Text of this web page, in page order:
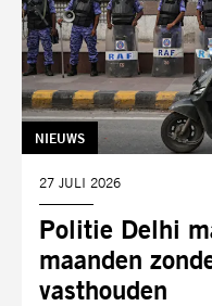
Politie Delhi
maanden
vasthouden
TAG:
NIEUWS
DATUM:
27 JULI 2026